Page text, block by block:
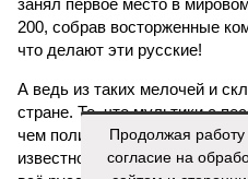
занял первое место в
200, собрав восторженные
что делают эти русские!
А ведь из таких мелочей и
стране. То, что мультики с
чем политики своими
известно. Но заявлять о том,
Продолжая
согласие на